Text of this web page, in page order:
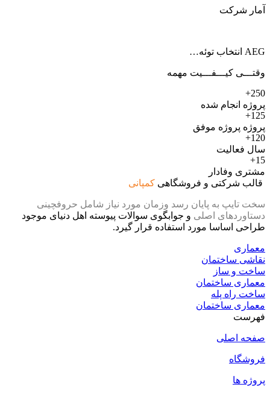
آمار شرکت
AEG انتخاب توئه…
وقتـــی کیـــفـــیت مهمه
250+
پروژه انجام شده
125+
پروژه پروژه موفق
120+
سال فعالیت
15+
مشتری وفادار
قالب شرکتی و فروشگاهی کمپانی
سخت تایپ به پایان رسد وزمان مورد نیاز شامل حروفچینی
دستاوردهای اصلی و جوابگوی سوالات پیوسته اهل دنیای موجود
طراحی اساسا مورد استفاده قرار گیرد.
معماری
نقاشی ساختمان
ساخت و ساز
معماری ساختمان
ساخت راه پله
معماری ساختمان
فهرست
صفحه اصلی
فروشگاه
پروژه ها